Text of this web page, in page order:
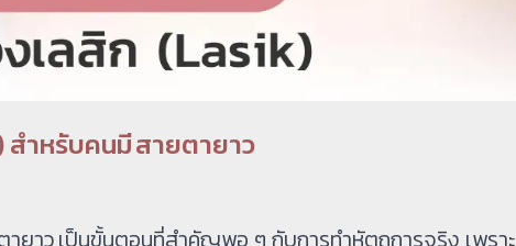
สำหรับคนมี สายตายาว
ยาว เป็นขั้นตอนที่สำคัญพอ ๆ กับการทำหัตถการจริง เพราะ